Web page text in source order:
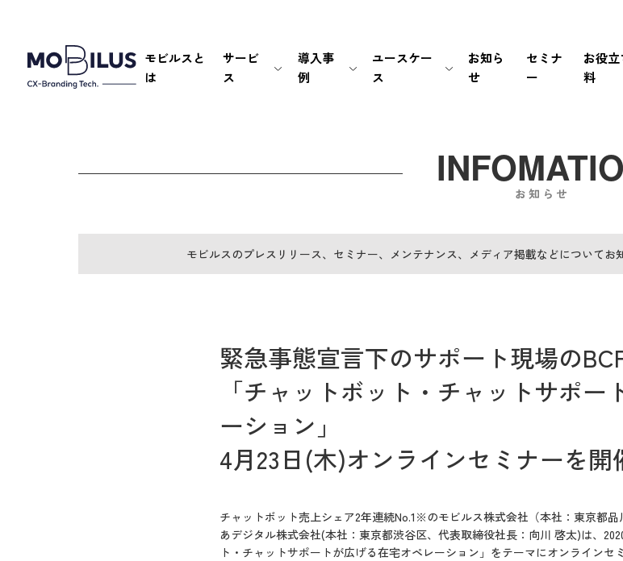
モビルスと
は
サービ
ス
導入事
例
ユースケー
ス
お知ら
せ
セミナ
ー
お役
料
お知らせ
モビルスのプレスリリース、セミナー、メンテナンス、メディア掲載などについてお
緊急事態宣言下のサポート現場の
「チャットボット・チャットサポー
ーション」
4月23日(木)オンラインセミナーを開
チャットボット売上シェア2年連続No.1 ※のモビルス株式会社（本社：東京都
あデジタル株式会社(本社：東京都渋谷区、代表取締役社長：向川 啓太)は、
ト・チャットサポートが広げる在宅オペレーション」をテーマにオンライン